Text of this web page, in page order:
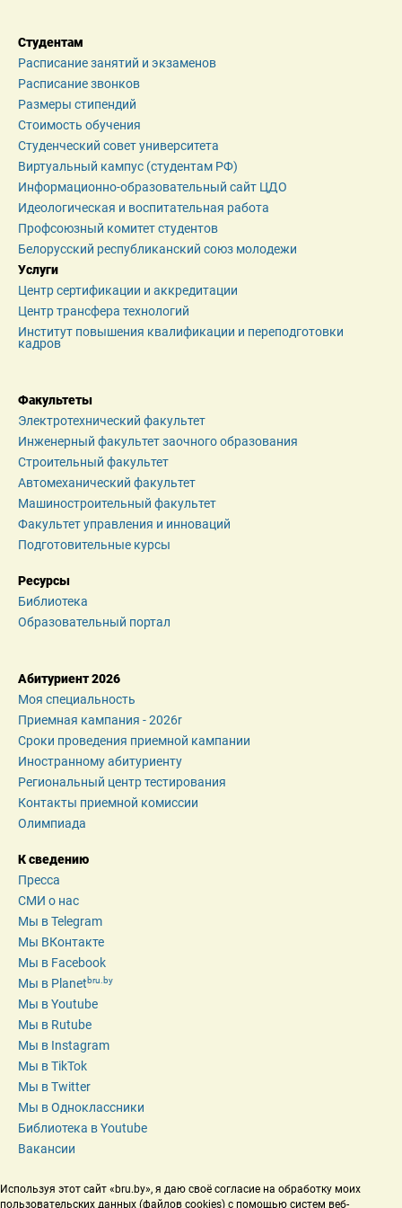
Студентам
Расписание занятий и экзаменов
Расписание звонков
Размеры стипендий
Стоимость обучения
Студенческий совет университета
Виртуальный кампус (студентам РФ)
Информационно-образовательный сайт ЦДО
Идеологическая и воспитательная работа
Профсоюзный комитет студентов
Белорусский республиканский союз молодежи
Услуги
Центр сертификации и аккредитации
Центр трансфера технологий
Институт повышения квалификации и переподготовки
кадров
Факультеты
Электротехнический факультет
Инженерный факультет заочного образования
Строительный факультет
Автомеханический факультет
Машиностроительный факультет
Факультет управления и инноваций
Подготовительные курсы
Ресурсы
Библиотека
Образовательный портал
Абитуриент 2026
Моя специальность
Приемная кампания - 2026r
Сроки проведения приемной кампании
Иностранному абитуриенту
Региональный центр тестирования
Контакты приемной комиссии
Олимпиада
К сведению
Пресса
СМИ о нас
Мы в Telegram
Мы ВКонтакте
Мы в Facebook
Мы в Planetbru.by
Мы в Youtube
Мы в Rutube
Мы в Instagram
Мы в TikTok
Мы в Twitter
Мы в Одноклассники
Библиотека в Youtube
Вакансии
Используя этот сайт «bru.by», я даю своё согласие на обработку моих
пользовательских данных (файлов cookies) с помощью систем веб-